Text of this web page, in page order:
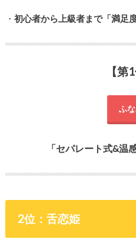
・ 初心者から上級者まで「満足
【第
ふ
「セパレート式&温
2位：舌恋姫